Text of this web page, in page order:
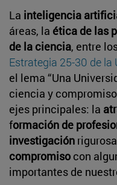
La inteligencia
áreas, la ética de las
de la ciencia, entre
Estrategia 25-30 de la
el lema “Una
ciencia y
ejes principales: la
formación de
investigación
compromiso con
importantes de